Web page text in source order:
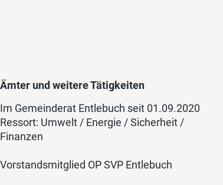
Ämter und weitere Tätigkeiten
Im Gemeinderat Entlebuch seit 01.09.2020
Ressort: Umwelt / Energie / Sicherheit /
Finanzen
Vorstandsmitglied OP SVP Entlebuch